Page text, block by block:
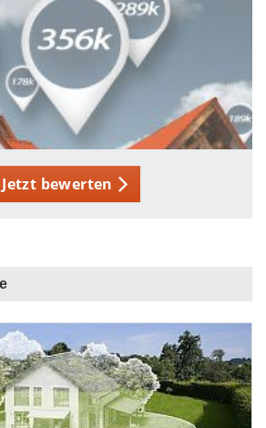
Jetzt bewerten